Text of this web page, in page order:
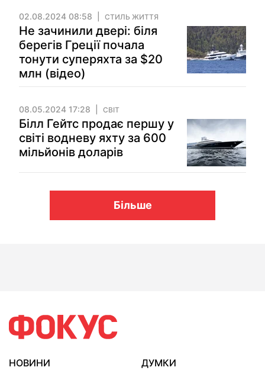
02.08.2024 08:58 СТИЛЬ ЖИТТЯ
Не зачинили двері: біля
берегів Греції почала
тонути суперяхта за $20
млн (відео)
08.05.2024 17:28 СВІТ
Білл Гейтс продає першу у
світі водневу яхту за 600
мільйонів доларів
Більше
НОВИНИ
ДУМКИ